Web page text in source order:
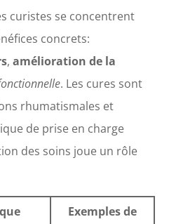
curistes se concentrent
concrets:
, amélioration de la
. Les cures sont
rhumatismales et
de prise en charge
des soins joue un rôle
Exemples de